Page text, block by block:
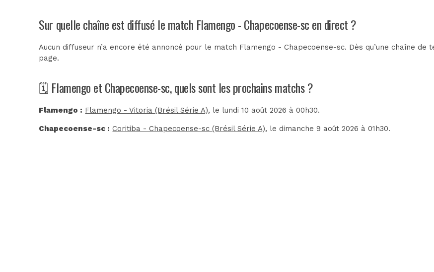
Sur quelle chaîne est diffusé le match Flamengo - Chapecoense-sc en direct ?
Aucun diffuseur n’a encore été annoncé pour le match Flamengo - Chapecoense-sc. Dès qu’une chaîne
page.
🗓️ Flamengo et Chapecoense-sc, quels sont les prochains matchs ?
Flamengo : Flamengo - Vitoria (Brésil Série A), le lundi 10 août 2026 à 00h30.
Chapecoense-sc : Coritiba - Chapecoense-sc (Brésil Série A), le dimanche 9 août 2026 à 01h30.